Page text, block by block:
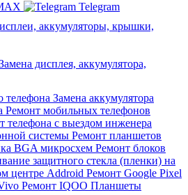
Telegram
аккумуляторы, крышки,
дисплея, аккумулятора,
телефона Замена аккумулятора
Ремонт мобильных телефонов
телефона с выездом инженера
системы Ремонт планшетов
BGA микросхем Ремонт блоков
защитного стекла (пленки) на
центре Addroid Ремонт Google Pixel
Ремонт IQOO Планшеты